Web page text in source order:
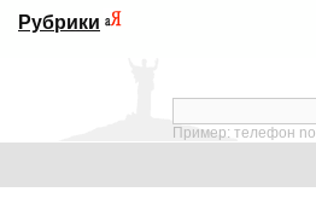
Рубрики
Пример: телефон